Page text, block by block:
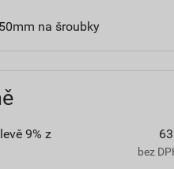
na šroubky
9% z
bez